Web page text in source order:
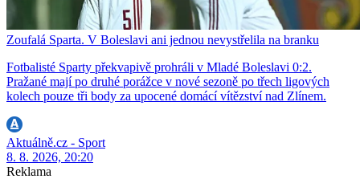
Zoufalá Sparta. V Boleslavi ani jednou nevystřelila na branku
Fotbalisté Sparty překvapivě prohráli v Mladé Boleslavi 0:2.
Pražané mají po druhé porážce v nové sezoně po třech ligových
kolech pouze tři body za upocené domácí vítězství nad Zlínem.
Aktuálně.cz - Sport
8. 8. 2026, 20:20
Reklama